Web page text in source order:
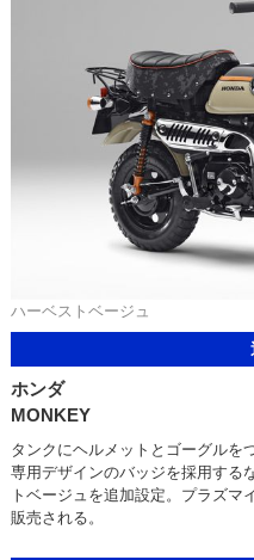
ハーベストベージュ
ホンダ
MONKEY
タンクにヘルメットとゴーグルを
専用デザインのバッジを採用する
トベージュを追加設定。プラズマ
販売される。